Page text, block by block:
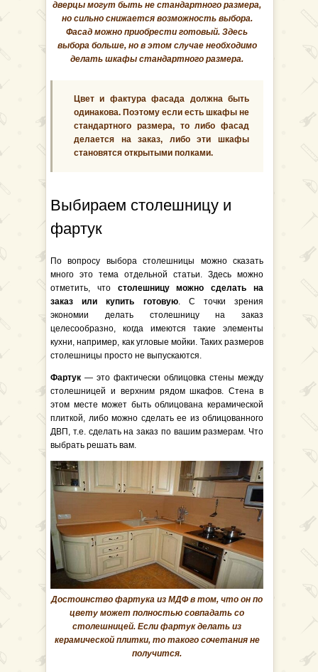
дверцы могут быть не стандартного размера,
но сильно снижается возможность выбора.
Фасад можно приобрести готовый. Здесь
выбора больше, но в этом случае необходимо
делать шкафы стандартного размера.
Цвет и фактура фасада должна быть
одинакова. Поэтому если есть шкафы не
стандартного размера, то либо фасад
делается на заказ, либо эти шкафы
становятся открытыми полками.
Выбираем столешницу и
фартук
По вопросу выбора столешницы можно сказать
много это тема отдельной статьи. Здесь можно
отметить, что столешницу можно сделать на
заказ или купить готовую. С точки зрения
экономии делать столешницу на заказ
целесообразно, когда имеются такие элементы
кухни, например, как угловые мойки. Таких размеров
столешницы просто не выпускаются.
Фартук — это фактически облицовка стены между
столешницей и верхним рядом шкафов. Стена в
этом месте может быть облицована керамической
плиткой, либо можно сделать ее из облицованного
ДВП, т.е. сделать на заказ по вашим размерам. Что
выбрать решать вам.
Достоинство фартука из МДФ в том, что он по
цвету может полностью совпадать со
столешницей. Если фартук делать из
керамической плитки, то такого сочетания не
получится.